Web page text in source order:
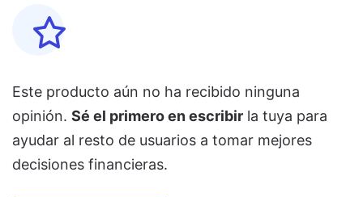
Este producto aún no ha recibido ninguna
opinión. Sé el primero en escribir la tuya para
ayudar al resto de usuarios a tomar mejores
decisiones financieras.